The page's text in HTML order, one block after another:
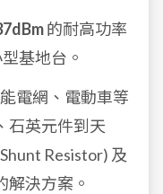
的耐高功率
基地台。
電網、電動車等
石英元件到天
Resistor) 及
解決方案。